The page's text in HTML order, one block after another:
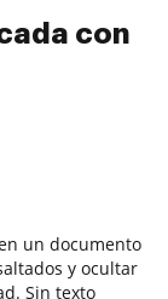
con
un documento
y ocultar
Sin texto